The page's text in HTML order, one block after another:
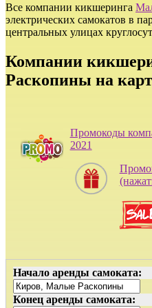
Все компании кикшеринга
электрических самокатов в
центральных улицах
Компании
Раскопины на
Промокоды
2021
Начало аренды самоката:
Конец аренды самоката: